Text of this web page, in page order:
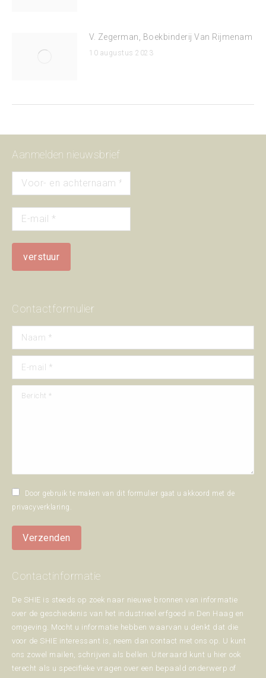
V. Zegerman, Boekbinderij Van Rijmenam
10 augustus 2023
Aanmelden nieuwsbrief
Contactformulier
Naam *
E-mail *
Bericht *
Door gebruik te maken van dit formulier gaat u akkoord met de
privacyverklaring .
Verzenden
Contactinformatie
De SHIE is steeds op zoek naar nieuwe bronnen van informatie
over de geschiedenis van het industrieel erfgoed in Den Haag en
omgeving. Mocht u informatie hebben waarvan u denkt dat die
voor de SHIE interessant is, neem dan contact met ons op. U kunt
ons zowel mailen, schrijven als bellen. Uiteraard kunt u hier ook
terecht als u specifieke vragen over een bepaald onderwerp of